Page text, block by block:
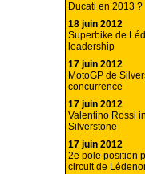
Ducati en 2013 ?
18 juin 2012
Superbike de
leadership
17 juin 2012
MotoGP de
concurrence
17 juin 2012
Valentino Rossi
Silverstone
17 juin 2012
2e pole position
circuit de